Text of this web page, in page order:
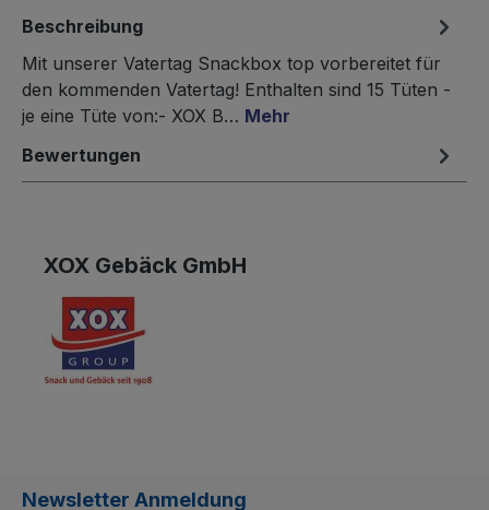
Beschreibung
Mit unserer Vatertag Snackbox top vorbereitet für
den kommenden Vatertag! Enthalten sind 15 Tüten -
je eine Tüte von:- XOX B… Mehr
Bewertungen
XOX Gebäck GmbH
Newsletter Anmeldung